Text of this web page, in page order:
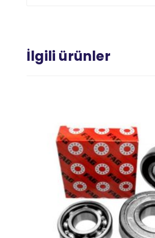
İlgili ürünler